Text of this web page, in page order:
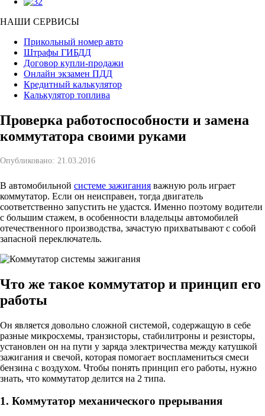
НАШИ СЕРВИСЫ
Прикольный номер авто
Штрафы ГИБДД
Договор купли-продажи
Онлайн экзамен ПДД
Кредитный калькулятор
Калькулятор топлива
Проверка работоспособности и замена
коммутатора своими руками
Опубликовано: 21.03.2016
В автомобильной системе зажигания важную роль играет
коммутатор. Если он неисправен, тогда двигатель
соответственно запустить не удастся. Именно поэтому водители
с большим стажем, в особенности владельцы автомобилей
отечественного производства, зачастую прихватывают с собой
запасной переключатель.
Что же такое коммутатор и принцип его
работы
Он является довольно сложной системой, содержащую в себе
разные микросхемы, транзисторы, стабилитроны и резисторы,
установлен он на пути у заряда электричества между катушкой
зажигания и свечой, которая помогает воспламениться смеси
бензина с воздухом. Чтобы понять принцип его работы, нужно
знать, что коммутатор делится на 2 типа.
1. Коммутатор механического прерывания